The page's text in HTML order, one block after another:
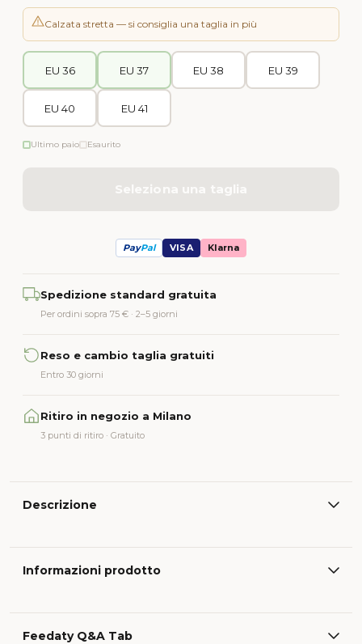
Calzata stretta — si consiglia una taglia in più
EU 36 EU 37 EU 38 EU 39
EU 40 EU 41
Ultimo paio Esaurito
Seleziona una taglia
PayPal VISA Klarna
Spedizione standard gratuita
Per ordini sopra 75 € · 2–5 giorni
Reso e cambio taglia gratuiti
Entro 30 giorni
Ritiro in negozio a Milano
3 punti di ritiro · Gratuito
Descrizione
Informazioni prodotto
Feedaty Q&A Tab